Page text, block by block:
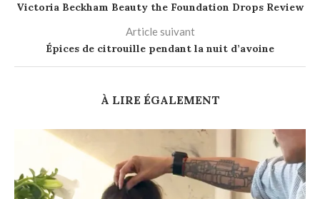
Victoria Beckham Beauty the Foundation Drops Review
Article suivant
Épices de citrouille pendant la nuit d’avoine
À LIRE ÉGALEMENT